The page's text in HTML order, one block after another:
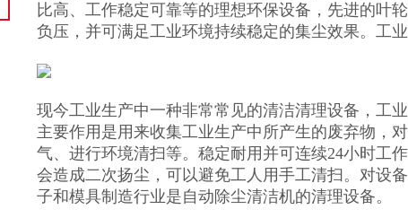
比高、工作稳定可靠等的理想环保设备，先进的叶
负压，并可满足工业环境持续稳定的集尘效果。工
现今工业生产中一种非常常见的清洁清理设备，工
主要作用是用来收集工业生产中所产生的废弃物，
气、进行环境清扫等。稳定耐用并可连续24小时工
会造成二次扬尘，可以避免工人用手工清扫。对设
子和模具制造行业是自动除尘清洁机的清理设备。